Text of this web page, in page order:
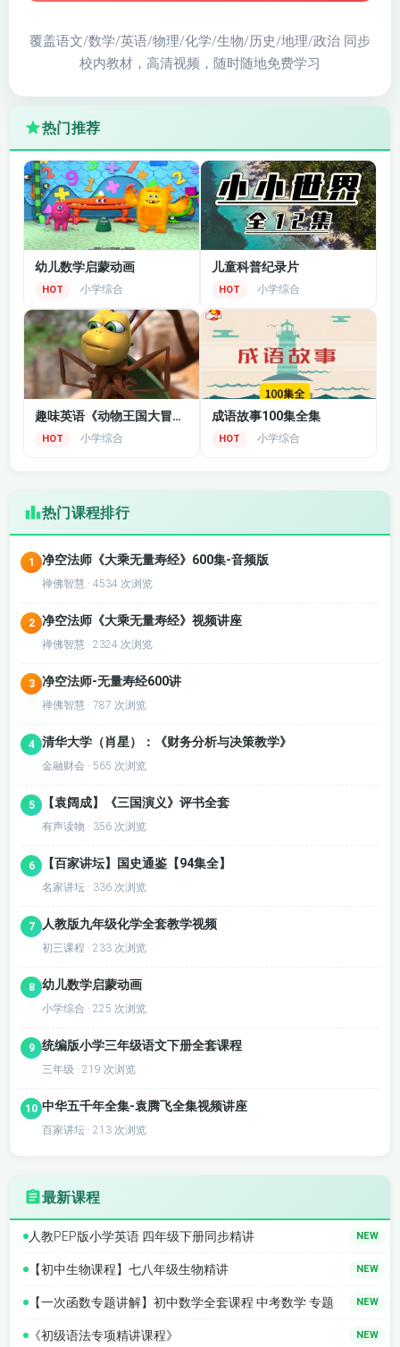
覆盖语文/数学/英语/物理/化学/生物/历史/地理/政治 同步
校内教材，高清视频，随时随地免费学习
热门推荐
幼儿数学启蒙动画
HOT 小学综合
儿童科普纪录片
HOT 小学综合
趣味英语《动物王国大冒险》
HOT 小学综合
成语故事100集全集
HOT 小学综合
热门课程排行
1 净空法师《大乘无量寿经》600集-音频版
禅佛智慧 · 4534 次浏览
2 净空法师《大乘无量寿经》视频讲座
禅佛智慧 · 2324 次浏览
3 净空法师-无量寿经600讲
禅佛智慧 · 787 次浏览
4 清华大学（肖星）：《财务分析与决策教学》
金融财会 · 565 次浏览
5 【袁阔成】《三国演义》评书全套
有声读物 · 356 次浏览
6 【百家讲坛】国史通鉴【94集全】
名家讲坛 · 336 次浏览
7 人教版九年级化学全套教学视频
初三课程 · 233 次浏览
8 幼儿数学启蒙动画
小学综合 · 225 次浏览
9 统编版小学三年级语文下册全套课程
三年级 · 219 次浏览
10 中华五千年全集-袁腾飞全集视频讲座
百家讲坛 · 213 次浏览
最新课程
人教PEP版小学英语 四年级下册同步精讲 NEW
【初中生物课程】七八年级生物精讲 NEW
【一次函数专题讲解】初中数学全套课程 中考数学 专题 NEW
《初级语法专项精讲课程》 NEW